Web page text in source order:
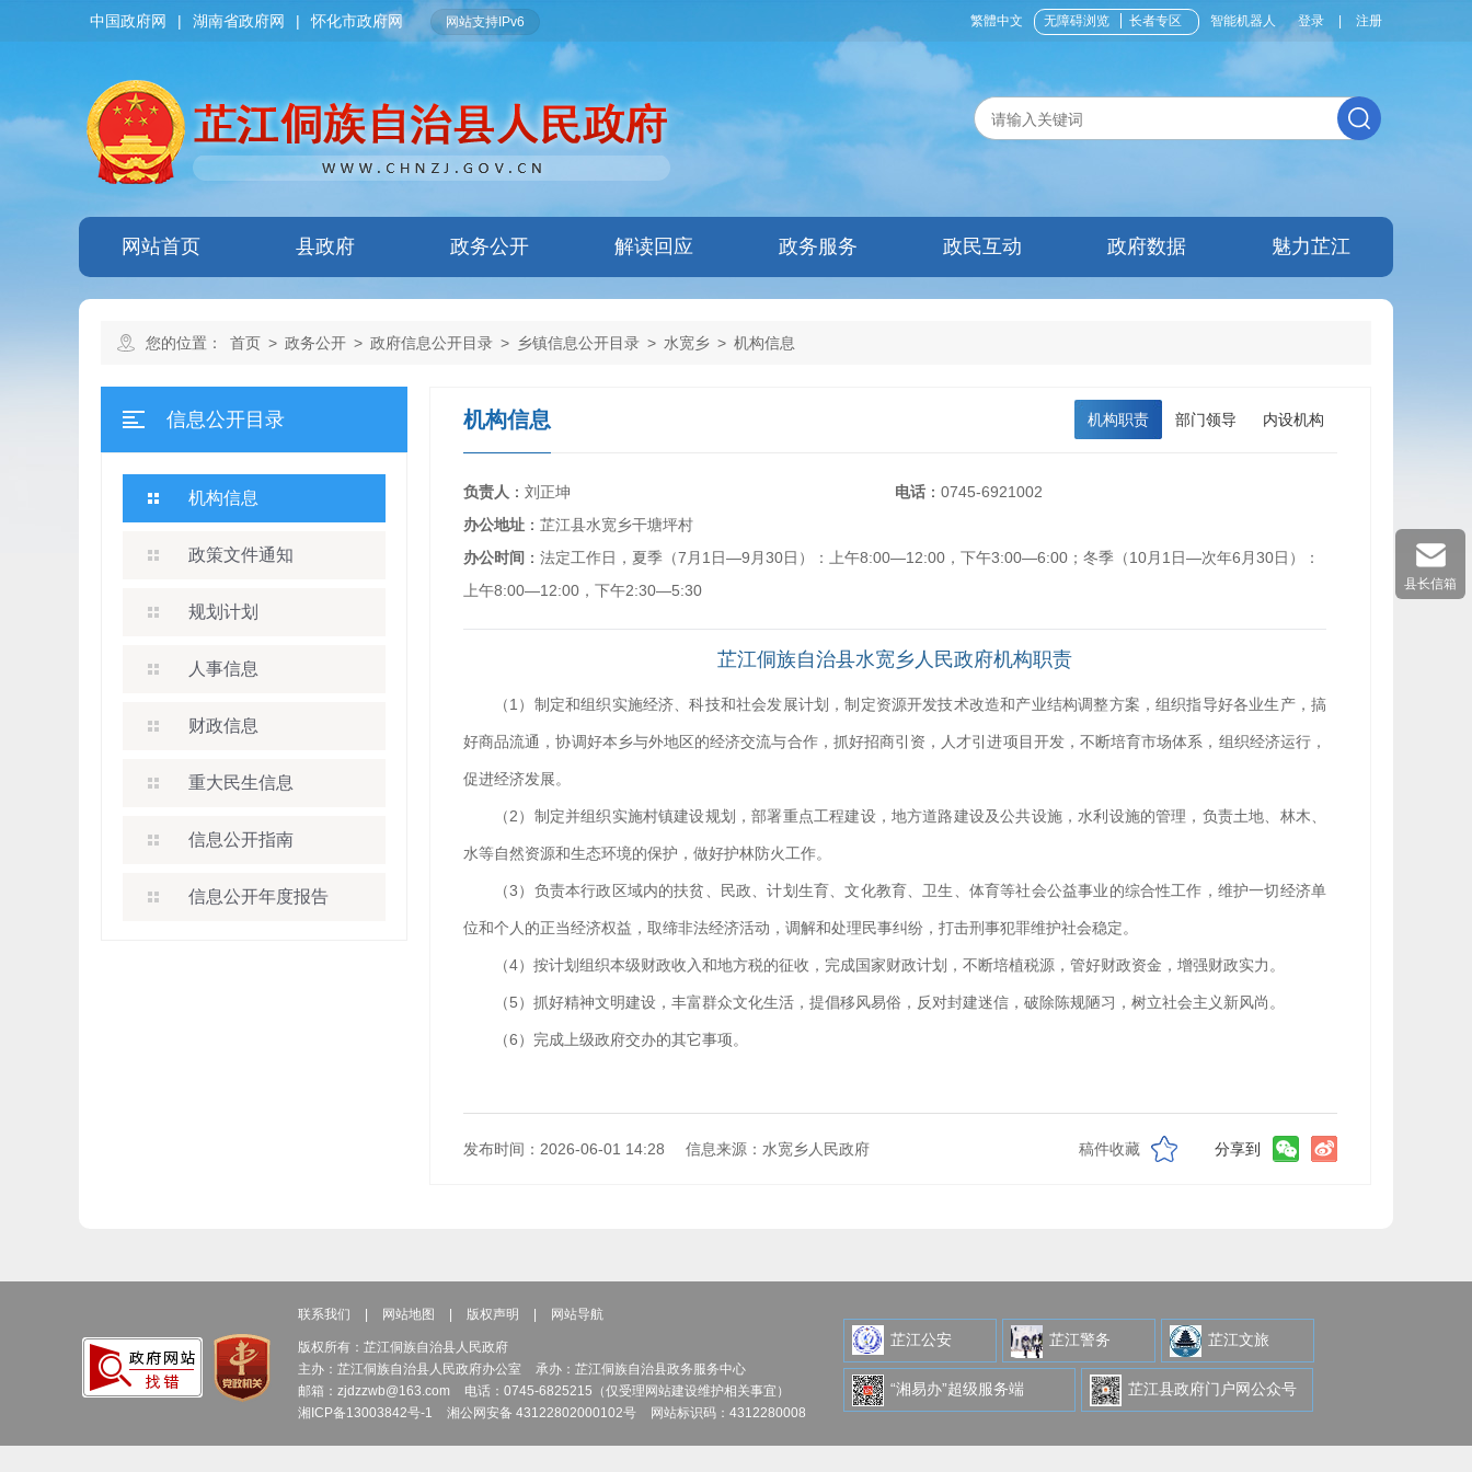
繁體中文 无障碍浏览 长者专区 智能机器人 登录 注册
中国政府网 | 湖南省政府网 | 怀化市政府网 网站支持IPv6
网站首页 县政府 政务公开 解读回应 政务服务 政民互动 政府数据 魅力芷江
您的位置： 首页 > 政务公开 > 政府信息公开目录 > 乡镇信息公开目录 > 水宽乡 > 机构信息
信息公开目录
机构信息
政策文件通知
规划计划
人事信息
财政信息
重大民生信息
信息公开指南
信息公开年度报告
机构信息 机构职责 部门领导 内设机构
负责人 ： 刘正坤 电话 ： 0745-6921002
办公地址 ： 芷江县水宽乡干塘坪村
办公时间 ： 法定工作日，夏季（7月1日—9月30日）：上午8:00—12:00，下午3:00—6:00；冬季（10月1日—次年6月30日）：
上午8:00—12:00，下午2:30—5:30
芷江侗族自治县水宽乡人民政府机构职责
（1）制定和组织实施经济、科技和社会发展计划，制定资源开发技术改造和产业结构调整方案，组织指导好各业生产，搞
好商品流通，协调好本乡与外地区的经济交流与合作，抓好招商引资，人才引进项目开发，不断培育市场体系，组织经济运行，
促进经济发展。
（2）制定并组织实施村镇建设规划，部署重点工程建设，地方道路建设及公共设施，水利设施的管理，负责土地、林木、
水等自然资源和生态环境的保护，做好护林防火工作。
（3）负责本行政区域内的扶贫、民政、计划生育、文化教育、卫生、体育等社会公益事业的综合性工作，维护一切经济单
位和个人的正当经济权益，取缔非法经济活动，调解和处理民事纠纷，打击刑事犯罪维护社会稳定。
（4）按计划组织本级财政收入和地方税的征收，完成国家财政计划，不断培植税源，管好财政资金，增强财政实力。
（5）抓好精神文明建设，丰富群众文化生活，提倡移风易俗，反对封建迷信，破除陈规陋习，树立社会主义新风尚。
（6）完成上级政府交办的其它事项。
发布时间：2026-06-01 14:28 信息来源：水宽乡人民政府 稿件收藏 分享到
联系我们 网站地图 版权声明 网站导航
版权所有：芷江侗族自治县人民政府
主办：芷江侗族自治县人民政府办公室
承办：芷江侗族自治县政务服务中心
邮箱：zjdzzwb@163.com
电话：0745-6825215（仅受理网站建设维护相关事宜）
湘ICP备13003842号-1
湘公网安备 43122802000102号 网站标识码：4312280008
芷江公安 芷江警务 芷江文旅
“湘易办”超级服务端 芷江县政府门户网公众号
县长信箱